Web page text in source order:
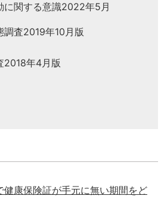
に関する意識2022年5月
査2019年10月版
2018年4月版
健康保険証が手元に無い期間をど